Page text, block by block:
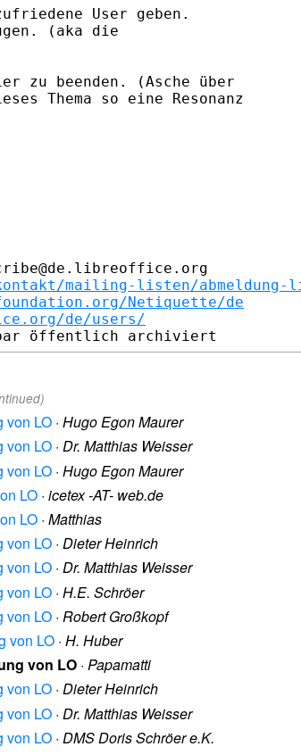
User geben.
(aka die
zu beenden. (Asche über
Thema so eine Resonanz
mailing-listen/abmeldung-
Netiquette/de
de/users/
von LO · Hugo Egon Maurer
von LO · Dr. Matthias Weisser
von LO · Hugo Egon Maurer
LO · icetex -AT- web.de
LO · Matthias
von LO · Dieter Heinrich
von LO · Dr. Matthias Weisser
von LO · H.E. Schröer
von LO · Robert Großkopf
von LO · H. Huber
von LO · Papamatti
von LO · Dieter Heinrich
von LO · Dr. Matthias Weisser
von LO · DMS Doris Schröer e.K.